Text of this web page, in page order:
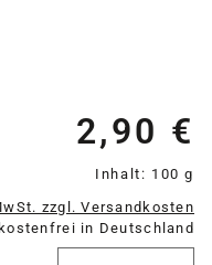
2,90 €
Inhalt: 100 g
zzgl. Versandkosten
in Deutschland